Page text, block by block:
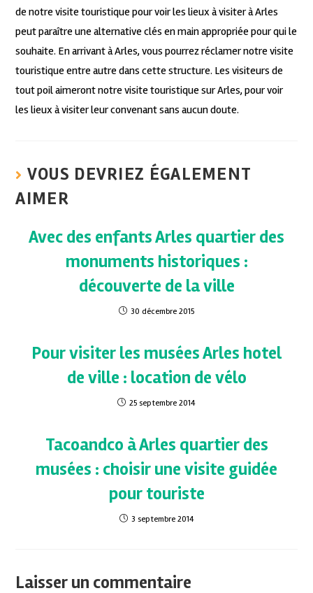
de notre visite touristique pour voir les lieux à visiter à Arles
peut paraître une alternative clés en main appropriée pour qui le
souhaite. En arrivant à Arles, vous pourrez réclamer notre visite
touristique entre autre dans cette structure. Les visiteurs de
tout poil aimeront notre visite touristique sur Arles, pour voir
les lieux à visiter leur convenant sans aucun doute.
VOUS DEVRIEZ ÉGALEMENT
AIMER
Avec des enfants Arles quartier des
monuments historiques :
découverte de la ville
30 décembre 2015
Pour visiter les musées Arles hotel
de ville : location de vélo
25 septembre 2014
Tacoandco à Arles quartier des
musées : choisir une visite guidée
pour touriste
3 septembre 2014
Laisser un commentaire